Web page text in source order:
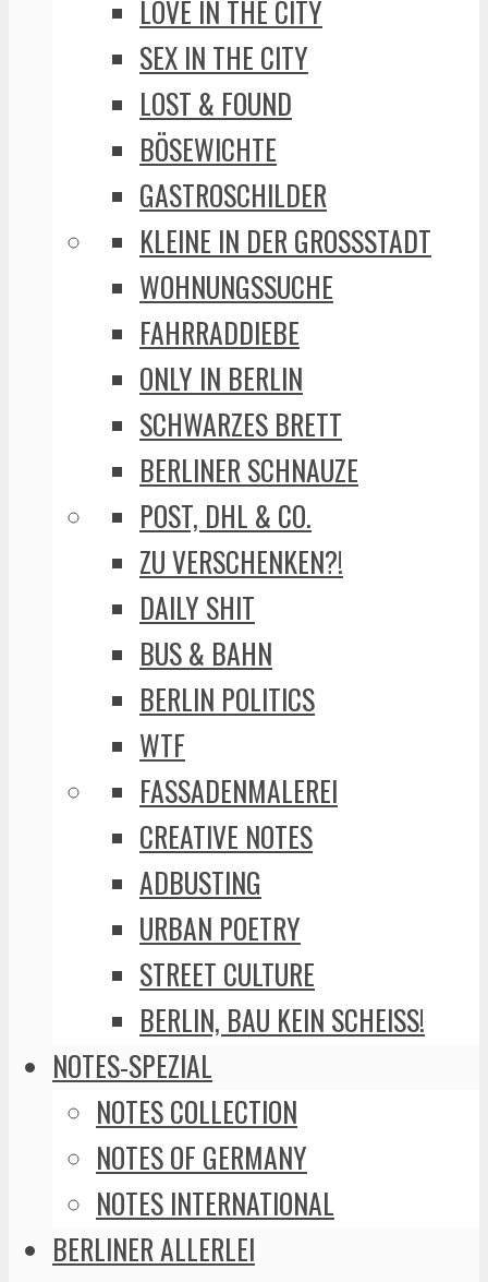
LOVE IN THE CITY
SEX IN THE CITY
LOST & FOUND
BÖSEWICHTE
GASTROSCHILDER
KLEINE IN DER GROSSSTADT
WOHNUNGSSUCHE
FAHRRADDIEBE
ONLY IN BERLIN
SCHWARZES BRETT
BERLINER SCHNAUZE
POST, DHL & CO.
ZU VERSCHENKEN?!
DAILY SHIT
BUS & BAHN
BERLIN POLITICS
WTF
FASSADENMALEREI
CREATIVE NOTES
ADBUSTING
URBAN POETRY
STREET CULTURE
BERLIN, BAU KEIN SCHEISS!
NOTES-SPEZIAL
NOTES COLLECTION
NOTES OF GERMANY
NOTES INTERNATIONAL
BERLINER ALLERLEI